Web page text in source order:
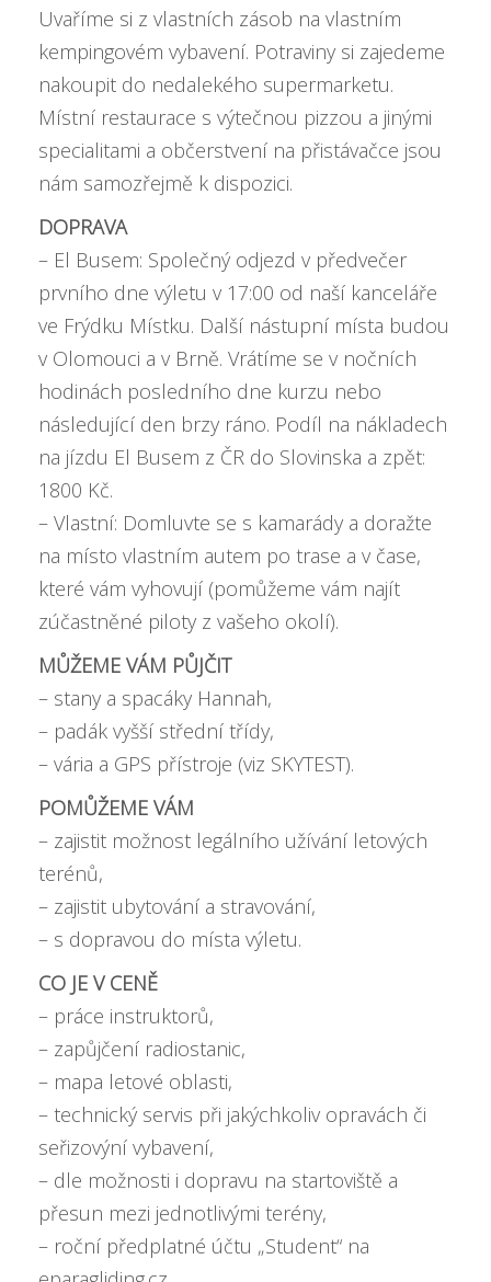
Uvaříme si z vlastních zásob na vlastním
kempingovém vybavení. Potraviny si zajedeme
nakoupit do nedalekého supermarketu.
Místní restaurace s výtečnou pizzou a jinými
specialitami a občerstvení na přistávačce jsou
nám samozřejmě k dispozici.
DOPRAVA
– El Busem: Společný odjezd v předvečer
prvního dne výletu v 17:00 od naší kanceláře
ve Frýdku Místku. Další nástupní místa budou
v Olomouci a v Brně. Vrátíme se v nočních
hodinách posledního dne kurzu nebo
následující den brzy ráno. Podíl na nákladech
na jízdu El Busem z ČR do Slovinska a zpět:
1800 Kč.
– Vlastní: Domluvte se s kamarády a doražte
na místo vlastním autem po trase a v čase,
které vám vyhovují (pomůžeme vám najít
zúčastněné piloty z vašeho okolí).
MŮŽEME VÁM PŮJČIT
– stany a spacáky Hannah,
– padák vyšší střední třídy,
– vária a GPS přístroje (viz SKYTEST).
POMŮŽEME VÁM
– zajistit možnost legálního užívání letových
terénů,
– zajistit ubytování a stravování,
– s dopravou do místa výletu.
CO JE V CENĚ
– práce instruktorů,
– zapůjčení radiostanic,
– mapa letové oblasti,
– technický servis při jakýchkoliv opravách či
seřizovýní vybavení,
– dle možnosti i dopravu na startoviště a
přesun mezi jednotlivými terény,
– roční předplatné účtu „Student“ na